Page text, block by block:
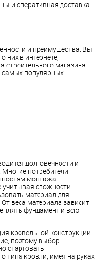
и оперативная доставка
и преимущества. Вы
них в интернете,
строительного магазина
самых популярных
долговечности и
потребители
монтажа
учитывая сложности
материал для
веса материала зависит
фундамент и всю
кровельной конструкции
поэтому выбор
стартовать
типа кровли, имея на руках